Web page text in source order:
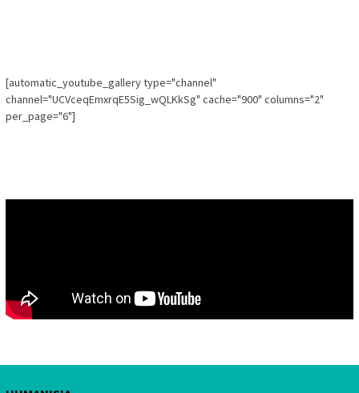
[automatic_youtube_gallery type="channel"
channel="UCVceqEmxrqE5Sig_wQLKkSg" cache="900" columns="2"
per_page="6"]